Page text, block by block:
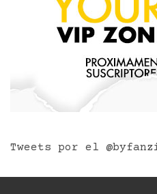
Tweets por el